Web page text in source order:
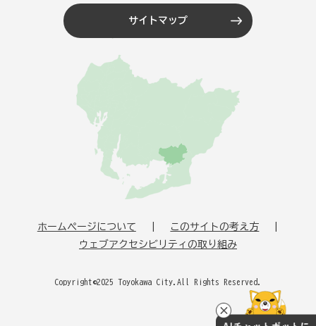
サイトマップ
ホームページについて
このサイトの考え方
ウェブアクセシビリティの取り組み
Copyright©2025 Toyokawa City.All Rights Reserved.